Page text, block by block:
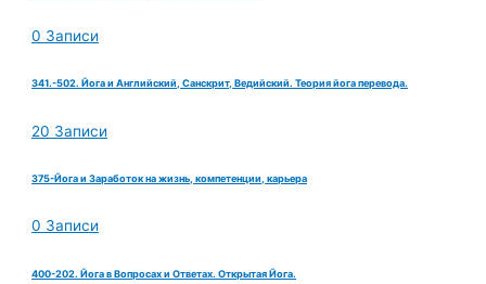
0 Записи
341.-502. Йога и Английский, Санскрит, Ведийский. Теория йога перевода.
20 Записи
375-Йога и Заработок на жизнь, компетенции, карьера
0 Записи
400-202. Йога в Вопросах и Ответах. Открытая Йога.